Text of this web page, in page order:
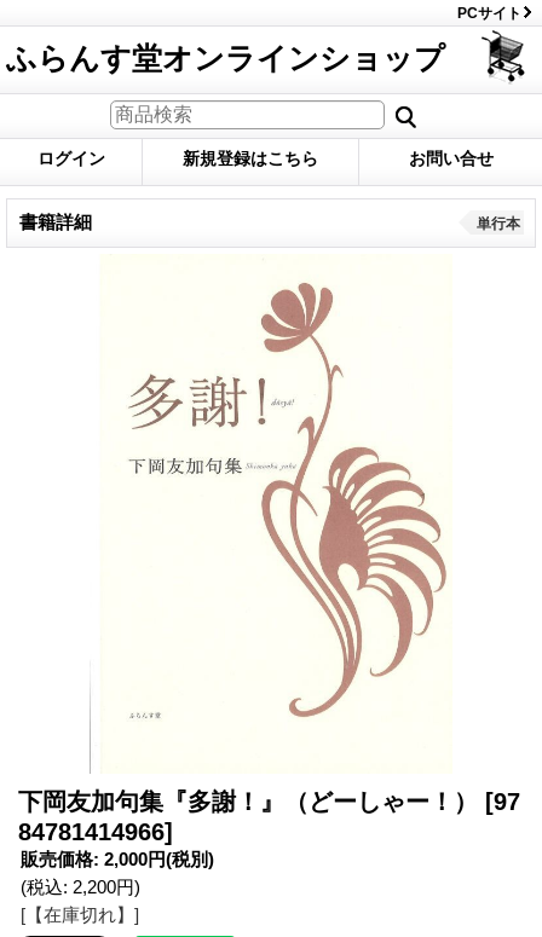
PCサイト
ふらんす堂オンラインショップ
ログイン 新規登録はこちら お問い合せ
書籍詳細 単行本
下岡友加句集『多謝！』（どーしゃー！）
[97
84781414966]
販売価格: 2,000円(税別)
(税込: 2,200円)
[【在庫切れ】]